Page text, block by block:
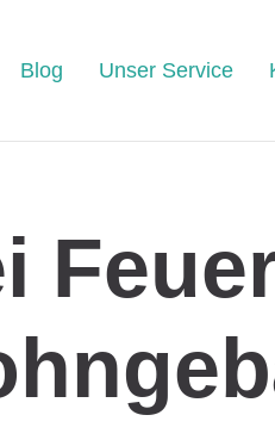
Blog Unser Service